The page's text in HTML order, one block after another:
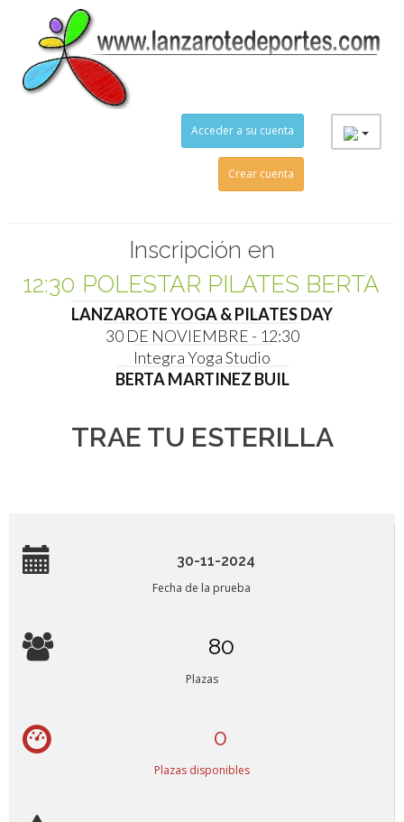
Acceder a su cuenta
Crear cuenta
Inscripción en
12:30 POLESTAR PILATES BERTA
MARTINEZ
LANZAROTE YOGA & PILATES DAY
30 DE NOVIEMBRE - 12:30
Integra Yoga Studio
BERTA MARTINEZ BUIL
TRAE TU ESTERILLA
30-11-2024
Fecha de la prueba
80
Plazas
0
Plazas disponibles